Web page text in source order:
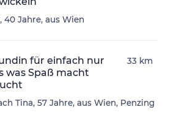
40 Jahre, aus Wien
für einfach nur
was Spaß macht
Tina, 57 Jahre, aus Wien, Penzing
33 km